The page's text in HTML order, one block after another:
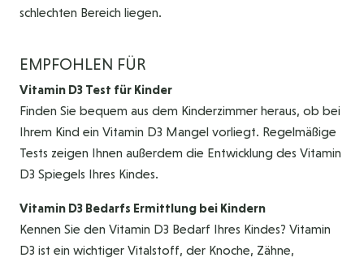
schlechten Bereich liegen.
EMPFOHLEN FÜR
Vitamin D3 Test für Kinder
Finden Sie bequem aus dem Kinderzimmer heraus, ob bei
Ihrem Kind ein Vitamin D3 Mangel vorliegt. Regelmäßige
Tests zeigen Ihnen außerdem die Entwicklung des Vitamin
D3 Spiegels Ihres Kindes.
Vitamin D3 Bedarfs Ermittlung bei Kindern
Kennen Sie den Vitamin D3 Bedarf Ihres Kindes? Vitamin
D3 ist ein wichtiger Vitalstoff, der Knoche, Zähne,